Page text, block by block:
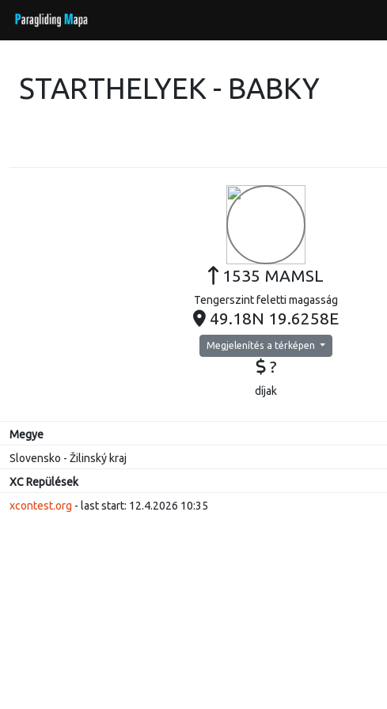
STARTHELYEK - BABKY
1535 MAMSL
Tengerszint feletti magasság
49.18N 19.6258E
Megjelenítés a térképen
?
díjak
Megye
Slovensko - Žilinský kraj
XC Repülések
xcontest.org - last start: 12.4.2026 10:35